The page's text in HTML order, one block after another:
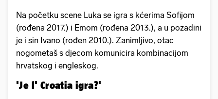
Na početku scene Luka se igra s kćerima Sofijom
(rođena 2017.) i Emom (rođena 2013.), a u pozadini
je i sin Ivano (rođen 2010.). Zanimljivo, otac
nogometaš s djecom komunicira kombinacijom
hrvatskog i engleskog.
'Je l' Croatia igra?'